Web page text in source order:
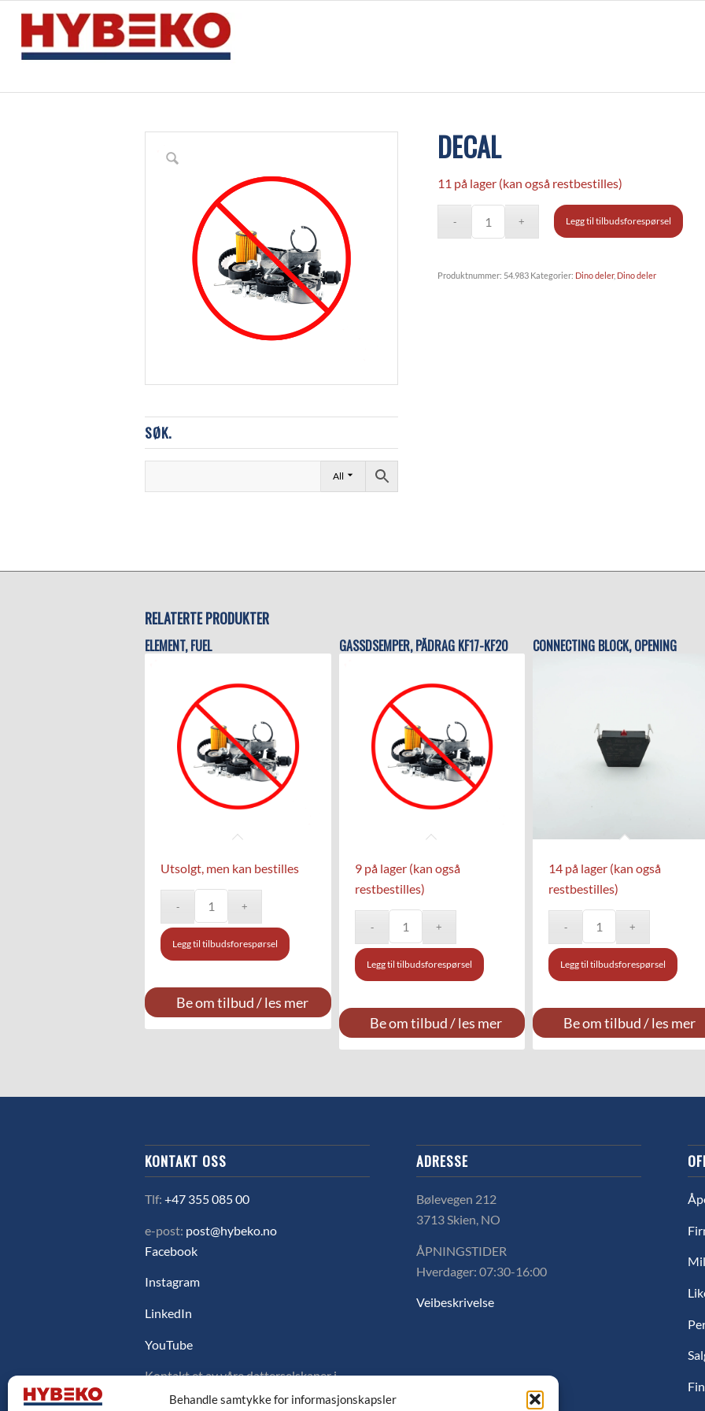
Behandle samtykke for informasjonskapsler
SØK.
All
DECAL
11 på lager (kan også restbestilles)
Legg til tilbudsforespørsel
Produktnummer: 54.983 Kategorier: Dino deler, Dino deler
RELATERTE PRODUKTER
ELEMENT, FUEL
Utsolgt, men kan bestilles
Legg til tilbudsforespørsel
Be om tilbud / les mer
GASSDSEMPER, PÅDRAG KF17-KF20
9 på lager (kan også
restbestilles)
Legg til tilbudsforespørsel
Be om tilbud / les mer
CONNECTING BLOCK, OPENING
14 på lager (kan også
restbestilles)
Legg til tilbudsforespørsel
Be om tilbud / les mer
KONTAKT OSS
Tlf:+47 355 085 00
e-post: post@hybeko.no
Facebook
Instagram
LinkedIn
YouTube
Kontakt et av våre datterselskaper i
Sverige, Danmark eller Finland ved å
ADRESSE
Bølevegen 212
3713 Skien, NO
ÅPNINGSTIDER
Hverdager: 07:30-16:00
Veibeskrivelse